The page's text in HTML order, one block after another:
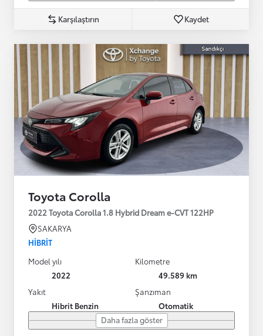
Karşılaştırın Kaydet
Toyota Corolla
2022 Toyota Corolla 1.8 Hybrid Dream e-CVT 122HP
SAKARYA
HIBRIT
Model yılı
2022
Kilometre
49.589 km
Yakıt
Hibrit Benzin
Şanzıman
Otomatik
Daha fazla göster